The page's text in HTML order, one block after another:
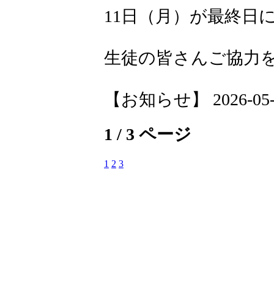
11日（月）が最終日
生徒の皆さんご協力
【お知らせ】 2026-
1 / 3 ページ
1 2 3